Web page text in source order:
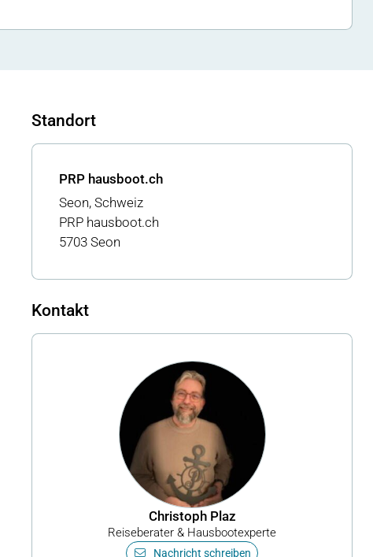
Standort
PRP hausboot.ch
Seon, Schweiz
PRP hausboot.ch
5703 Seon
Kontakt
Christoph Plaz
Reiseberater & Hausbootexperte
Nachricht schreiben